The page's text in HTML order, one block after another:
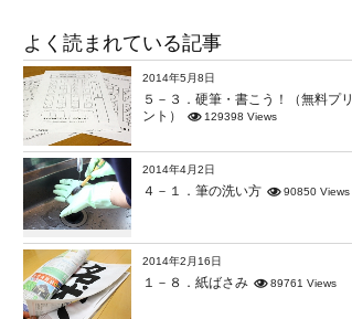
よく読まれている記事
2014年5月8日
５－３．硬筆・書こう！（無料プリ
ント）
129398 Views
2014年4月2日
４－１．筆の洗い方 90850 Views
2014年2月16日
１－８．紙ばさみ 89761 Views